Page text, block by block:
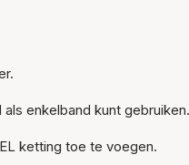
is toegevoegd aan
enkelband kunt gebruiken.
ketting toe te voegen.